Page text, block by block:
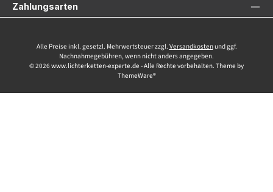
Zahlungsarten
Alle Preise inkl. gesetzl. Mehrwertsteuer zzgl. Versandkostenund ggf.
Nachnahmegebühren, wenn nicht anders angegeben.
© 2026 www.lichterketten-experte.de - Alle Rechte vorbehalten. Theme by
ThemeWare®